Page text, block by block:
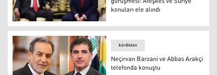
Erdoğan-Trump telefon görüşmesi: Ateşkes ve Suriye
konuları ele alındı
kürdistan
Neçirvan Barzani ve Abbas Arakçi
telefonda konuştu